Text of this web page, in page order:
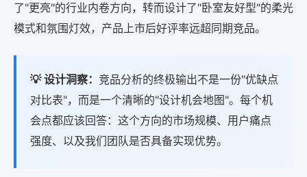
了"更亮"的行业内卷方向，转而设计了"卧室友好型"的柔光
模式和氛围灯效，产品上市后好评率远超同期竞品。
💡 设计洞察： 竞品分析的终极输出不是一份"优缺点
对比表"，而是一个清晰的"设计机会地图"。每个机
会点都应该回答：这个方向的市场规模、用户痛点
强度、以及我们团队是否具备实现优势。